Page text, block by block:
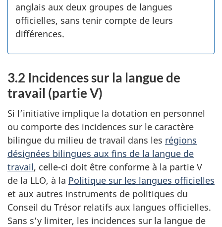
anglais aux deux groupes de langues
officielles, sans tenir compte de leurs
différences.
3.2 Incidences sur la langue de
travail (partie V)
Si l’initiative implique la dotation en personnel
ou comporte des incidences sur le caractère
bilingue du milieu de travail dans les régions
désignées bilingues aux fins de la langue de
travail, celle-ci doit être conforme à la partie V
de la LLO, à la Politique sur les langues officielles
et aux autres instruments de politiques du
Conseil du Trésor relatifs aux langues officielles.
Sans s’y limiter, les incidences sur la langue de